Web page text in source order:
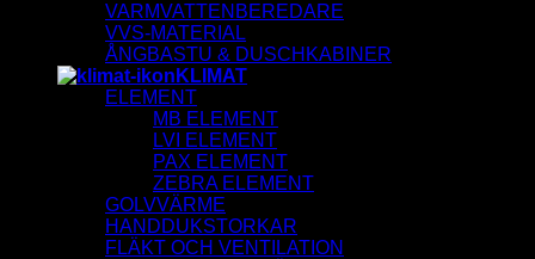
VARMVATTENBEREDARE
VVS-MATERIAL
ÅNGBASTU & DUSCHKABINER
KLIMAT
ELEMENT
MB ELEMENT
LVI ELEMENT
PAX ELEMENT
ZEBRA ELEMENT
GOLVVÄRME
HANDDUKSTORKAR
FLÄKT OCH VENTILATION